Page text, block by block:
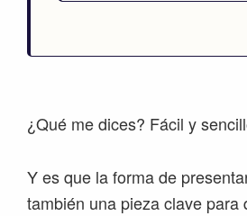
¿Qué me dices? Fácil y
Y es que la forma de
también una pieza clave para